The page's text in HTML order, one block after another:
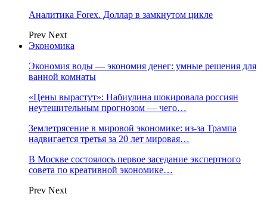
Аналитика Forex. Доллар в замкнутом цикле
Prev Next
Экономика
Экономия воды — экономия денег: умные решения для
ванной комнаты
«Цены вырастут»: Набиулина шокировала россиян
неутешительным прогнозом — чего…
Землетрясение в мировой экономике: из-за Трампа
надвигается третья за 20 лет мировая…
В Москве состоялось первое заседание экспертного
совета по креативной экономике…
Prev Next